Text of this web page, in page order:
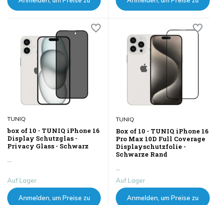
TUNIQ
box of 10 - TUNIQ iPhone 16
Display Schutzglas -
Privacy Glass - Schwarz
Auf Lager
Anmelden, um Preise zu
TUNIQ
Box of 10 - TUNIQ iPhone 16
Pro Max 10D Full Coverage
Displayschutzfolie -
Schwarze Rand
Auf Lager
Anmelden, um Preise zu